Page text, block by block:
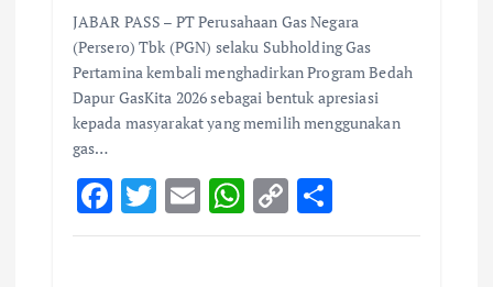
JABAR PASS – PT Perusahaan Gas Negara
(Persero) Tbk (PGN) selaku Subholding Gas
Pertamina kembali menghadirkan Program Bedah
Dapur GasKita 2026 sebagai bentuk apresiasi
kepada masyarakat yang memilih menggunakan
gas…
F
ac
T
w
E
m
W
h
C
o
S
h